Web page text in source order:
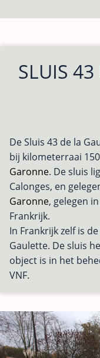
SLUIS 43
De Sluis 43 de la
bij kilometerraai
Garonne. De sluis
Calonges, en
Garonne, gelegen
Frankrijk.
In Frankrijk zelf is
Gaulette. De sluis
object is in het
VNF.